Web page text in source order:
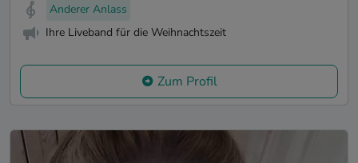
Anderer Anlass
Ihre Liveband für die Weihnachtszeit
Zum Profil